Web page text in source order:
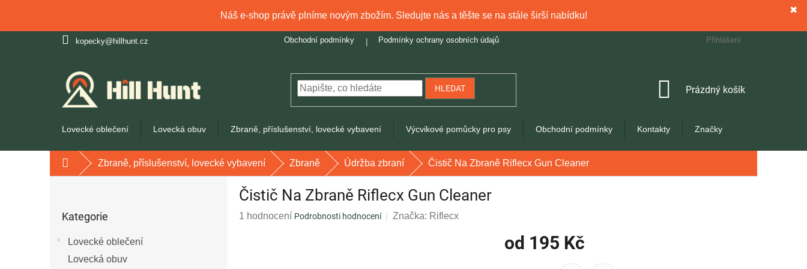
Náš e-shop právě plníme novým zbožím. Sledujte nás a těšte se na stále širší nabídku!
✖
kopecky@hillhunt.cz Obchodní podmínky Podmínky ochrany osobních údajů Přihlášení
HLEDAT
NÁKUPNÍ
Prázdný košík
Lovecké oblečení Lovecká obuv Zbraně, příslušenství, lovecké vybavení Výcvikové pomůcky pro psy Obchodní podmínky Kontakty Značky
DomůZbraně, příslušenství, lovecké vybavení Zbraně Údržba zbraní Čistič Na Zbraně Riflecx Gun Cleaner
kategorie
Kategorie
Lovecké oblečení
Lovecká obuv
Čistič Na Zbraně Riflecx Gun Cleaner
Průměrné
1 hodnocení Podrobnosti hodnocení Značka: Riflecx
od 195 Kč